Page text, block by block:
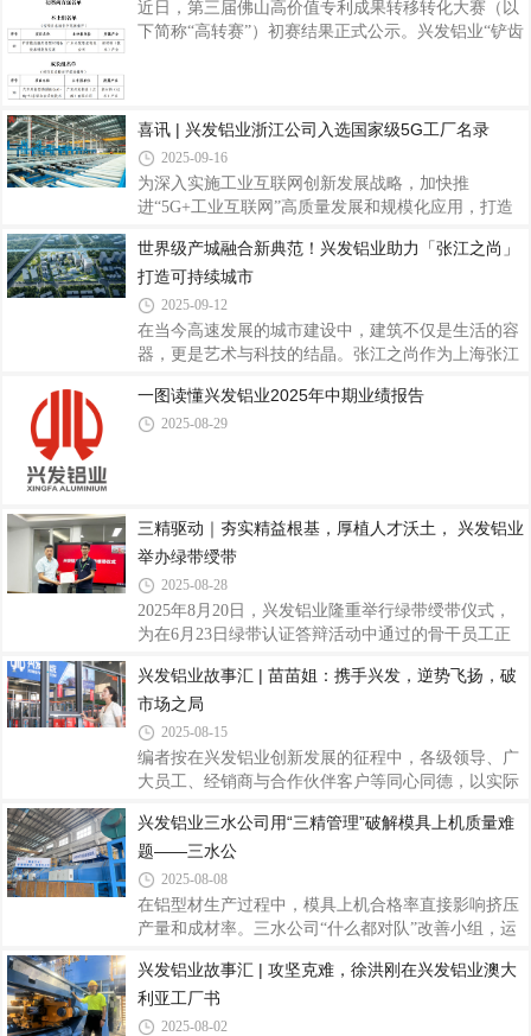
铝业作为1984年创立于佛山的铝型材行业知名品牌企
近日，第三届佛山高价值专利成果转移转化大赛（以
下简称“高转赛”）初赛结果正式公示。兴发铝业“铲齿
合金材料研发与高端制造领域的领先实力，及其推动
产业技术创新和知识产权转化方面的卓越成效。据
悉，“高转赛”由佛山市人民政府、国家知识产权局知
识产权发展研究中心共同主办，佛山市市场监督管理
赛设置初创组、成长组和本土组，采取
喜讯 | 兴发铝业浙江公司入选国家级5G工厂名录
2025-09-16
为深入实施工业互联网创新发展战略，加快推
进“5G+工业互联网”高质量发展和规模化应用，打造
了关于《2025年5G工厂名录》的通知（工信厅信管函
〔2025〕355号），兴发铝业全资子公司——兴发新
材（浙江）有限公司（以下简称“兴发铝业浙江公
司”）成功入选，标志着公司在智能制造和数字化转
型方面取得国家级认可，成为铝型材行业5G全连接工
业互联网”深度融合的重要载体，是推动制造业高端
化、智能化、绿色化发展的关键力量。此次评选经企
世界级产城融合新典范！兴发铝业助力「张江之尚」
打造可持续城市
2025-09-12
在当今高速发展的城市建设中，建筑不仅是生活的容
器，更是艺术与科技的结晶。张江之尚作为上海张江
个工业遗存，生态景观，现代科研三合一综合体，以
其前瞻性的设计理念与卓越的建筑品质，成为区域发
造与新建工程同步推进，打造集艺术、文化、科创于
一体的世界级产城融合新典范。张江之尚位于国家自
主创新示范区与上海自贸试验区——浦东张江核心
一图读懂兴发铝业2025年中期业绩报告
2025-08-29
三精驱动｜夯实精益根基，厚植人才沃土， 兴发铝业
举办绿带绶带
2025-08-28
2025年8月20日，兴发铝业隆重举行绿带绶带仪式，
为在6月23日绿带认证答辩活动中通过的骨干员工正
主会场，其余基地通过线上方式同步参与。12位来自
不同岗位的精益骨干接受绶带，精益项目分管领导刘
允棠出席仪式并为绿带获得者绶带、颁发证书。分管
领导刘允棠为绿带获得者绶带绶带仪式简洁而庄重，
既是对6月绿带认证成果的正式确认，也标志着这批
体系的新开端。分管领导刘允棠在仪式上向通过认证
的同事表示祝贺，并充分肯定他们在改善项目中展
兴发铝业故事汇 | 苗苗姐：携手兴发，逆势飞扬，破
市场之局
2025-08-15
编者按在兴发铝业创新发展的征程中，各级领导、广
大员工、经销商与合作伙伴客户等同心同德，以实际
神，为公司高质量发展注入了澎湃动力。在此过程
中，涌现出无数立足平凡岗位、创造不凡价值的感人
故事和闪耀榜样。为凝聚奋斗力量，弘扬企业文化，
现推出“兴发铝业故事汇”系列报道，刊载部分先进个
人与团队故事，共同书写兴发铝业记忆，传递温暖光
业开创更美好的未来汇聚磅礴力量。兴发系统是兴发
铝业旗下品牌，专注于高性能建筑立面围护结
兴发铝业三水公司用“三精管理”破解模具上机质量难
题——三水公
2025-08-08
在铝型材生产过程中，模具上机合格率直接影响挤压
产量和成材率。三水公司“什么都对队”改善小组，运
机合格率从81%提升至87%，日均减少返工2套模具，
年化改善收益达10万元！一、精准定位：直击痛点，
目标明确（一）痛点聚焦：1.新模未合格下单导致上
兴发铝业故事汇 | 攻坚克难，徐洪刚在兴发铝业澳大
利亚工厂书
2025-08-02